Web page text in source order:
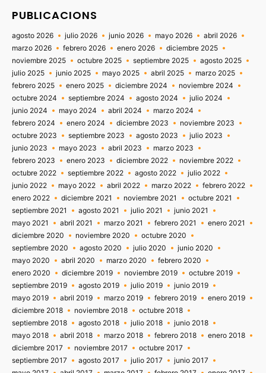
PUBLICACIONS
agosto 2026 julio 2026 junio 2026 mayo 2026
abril 2026
marzo 2026
febrero 2026 enero 2026
diciembre 2025
noviembre 2025
octubre 2025 septiembre 2025
agosto 2025
julio 2025
junio 2025 mayo 2025 abril 2025
marzo 2025
febrero 2025
enero 2025 diciembre 2024
noviembre 2024
octubre 2024
septiembre 2024 agosto 2024
julio 2024
junio 2024
mayo 2024 abril 2024
marzo 2024
febrero 2024
enero 2024 diciembre 2023
noviembre 2023
octubre 2023
septiembre 2023 agosto 2023
julio 2023
junio 2023
mayo 2023 abril 2023
marzo 2023
febrero 2023
enero 2023 diciembre 2022
noviembre 2022
octubre 2022
septiembre 2022 agosto 2022
julio 2022
junio 2022
mayo 2022 abril 2022 marzo 2022
febrero 2022
enero 2022
diciembre 2021 noviembre 2021
octubre 2021
septiembre 2021
agosto 2021 julio 2021
junio 2021
mayo 2021
abril 2021 marzo 2021 febrero 2021
enero 2021
diciembre 2020
noviembre 2020
octubre 2020
septiembre 2020
agosto 2020 julio 2020
junio 2020
mayo 2020
abril 2020 marzo 2020
febrero 2020
enero 2020
diciembre 2019 noviembre 2019
octubre 2019
septiembre 2019
agosto 2019 julio 2019
junio 2019
mayo 2019
abril 2019 marzo 2019 febrero 2019
enero 2019
diciembre 2018
noviembre 2018
octubre 2018
septiembre 2018
agosto 2018 julio 2018
junio 2018
mayo 2018
abril 2018 marzo 2018 febrero 2018
enero 2018
diciembre 2017
noviembre 2017
octubre 2017
septiembre 2017
agosto 2017 julio 2017
junio 2017